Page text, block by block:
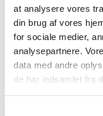
at analysere vores
din brug af vores
for sociale medier,
analysepartnere.
data med andre
de har indsamlet fra
I Innovation Centre
rapport
incitamenter for at
de
årsagen til Israels
multinationale
over, hvordan den